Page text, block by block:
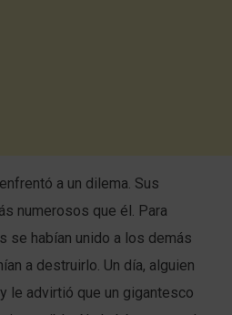
a un dilema. Sus
numerosos que él. Para
se habían unido a los demás
a destruirlo. Un día, alguien
le advirtió que un gigantesco